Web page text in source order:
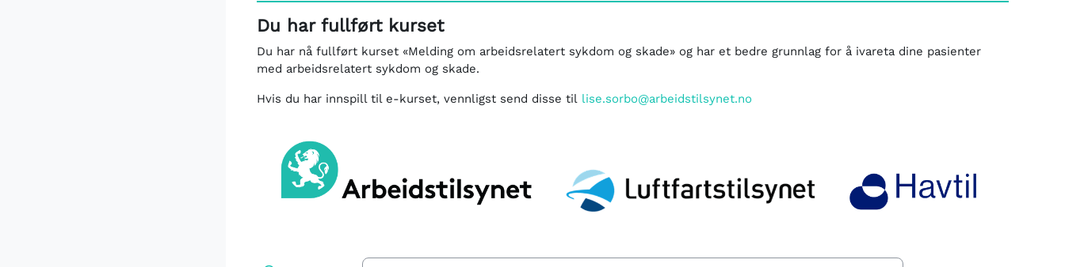
Du har fullført kurset
Du har nå fullført kurset «Melding om arbeidsrelatert sykdom og skade» og har et bedre grunnlag for å ivareta dine pasienter
med arbeidsrelatert sykdom og skade.
Hvis du har innspill til e-kurset, vennligst send disse til lise.sorbo@arbeidstilsynet.no